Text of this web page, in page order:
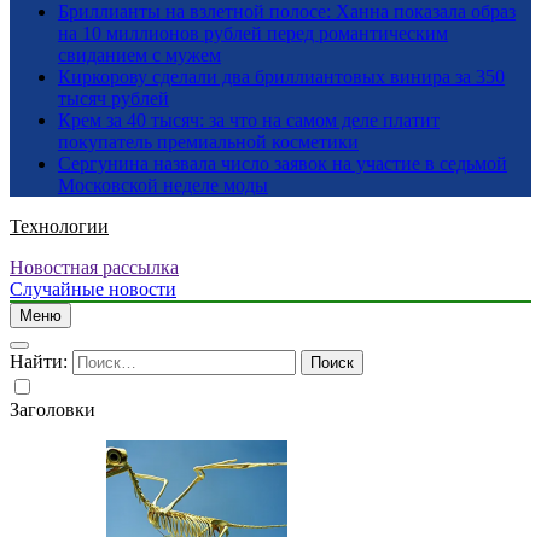
Бриллианты на взлетной полосе: Ханна показала образ
на 10 миллионов рублей перед романтическим
свиданием с мужем
Киркорову сделали два бриллиантовых винира за 350
тысяч рублей
Крем за 40 тысяч: за что на самом деле платит
покупатель премиальной косметики
Сергунина назвала число заявок на участие в седьмой
Московской неделе моды
Технологии
Новостная рассылка
Случайные новости
Меню
Найти:
Заголовки